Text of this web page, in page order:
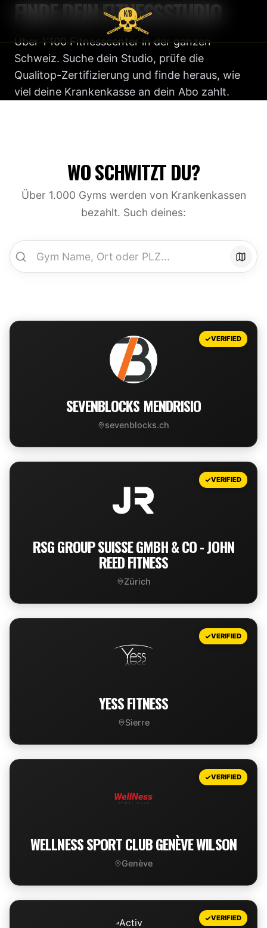
FINDE DEIN FITNESSSTUDIO
Über 1'100 Fitnesscenter in der ganzen
Schweiz. Suche dein Studio, prüfe die
Qualitop-Zertifizierung und finde heraus, wie
viel deine Krankenkasse an dein Abo zahlt.
WO SCHWITZT DU?
Über 1.000 Gyms werden von Krankenkassen
bezahlt. Such deines:
VERIFIED
SEVENBLOCKS MENDRISIO
sevenblocks.ch
VIEW DEAL
VERIFIED
RSG GROUP SUISSE GMBH & CO - JOHN
REED FITNESS
Zürich
VIEW DEAL
VERIFIED
YESS FITNESS
Sierre
VIEW DEAL
VERIFIED
WELLNESS SPORT CLUB GENÈVE WILSON
Genève
VIEW DEAL
VERIFIED